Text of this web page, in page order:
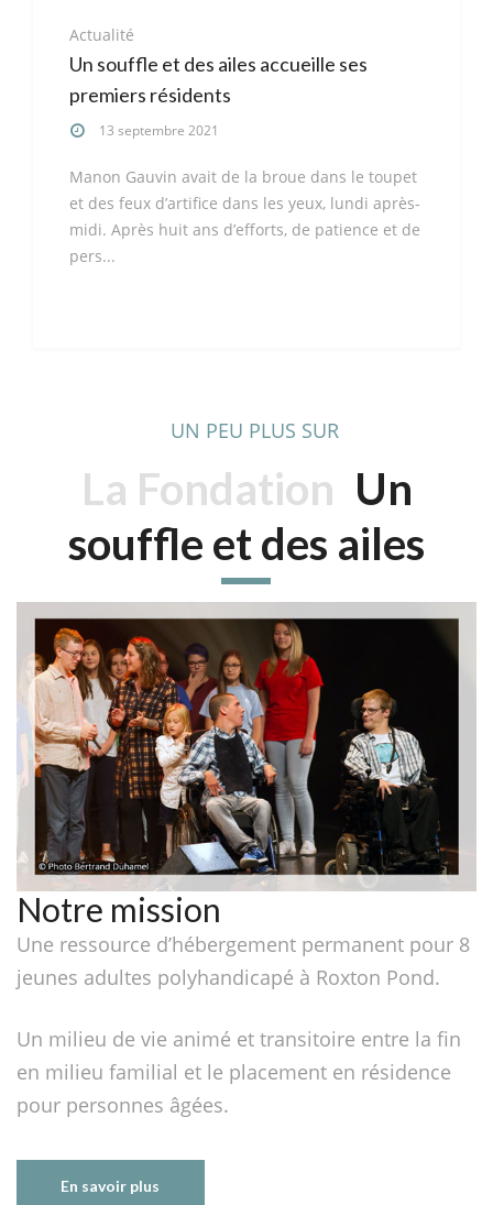
Actualité
Un souffle et des ailes accueille ses
premiers résidents
13 septembre 2021
Manon Gauvin avait de la broue dans le toupet
et des feux d’artifice dans les yeux, lundi après-
midi. Après huit ans d’efforts, de patience et de
pers...
UN PEU PLUS SUR
La Fondation Un
souffle et des ailes
Notre mission
Une ressource d’hébergement permanent pour 8
jeunes adultes polyhandicapé à Roxton Pond.
Un milieu de vie animé et transitoire entre la fin
en milieu familial et le placement en résidence
pour personnes âgées.
En savoir plus